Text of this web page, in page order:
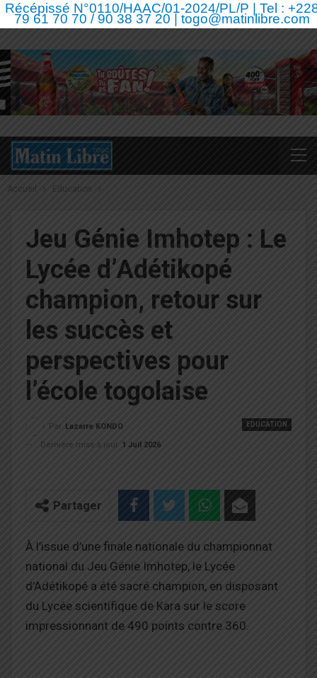
Récépissé N°0110/HAAC/01-2024/PL/P | Tel :
79 61 70 70 / 90 38 37 20 | togo@matinlibre.com
Accueil Education
Jeu Génie Imhotep : Le
Lycée d’Adétikopé
champion, retour sur
les succès et
perspectives pour
l’école togolaise
EDUCATION
Par Lazarre KONDO
Dernière mise à jour 1 Juil 2026
Partager
À l’issue d’une finale nationale du championnat
national du Jeu Génie Imhotep, le Lycée
d’Adétikopé a été sacré champion, en disposant
du Lycée scientifique de Kara sur le score
impressionnant de 490 points contre 360.